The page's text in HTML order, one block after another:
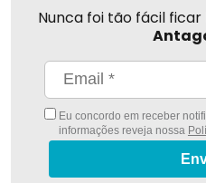
Nunca foi tão fácil
Eu concordo em receber
informações reveja nossa